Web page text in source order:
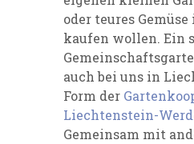
oder teures
kaufen wollen. Ein
auch bei uns in
Form der
Liechtenstein-
Gemeinsam mit